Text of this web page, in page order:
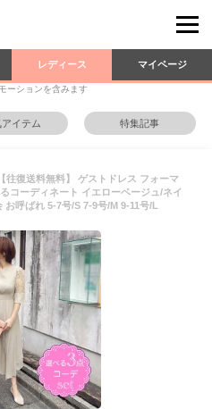
レディース マイページ
ーションを含みます
アイテム 特集記事
往復送料無料】 ゲストドレス フォーマ
コーディネート イエローベージュ/ネイ
呼ばれ 5-7号/S 7-9号/M 9-11号/L